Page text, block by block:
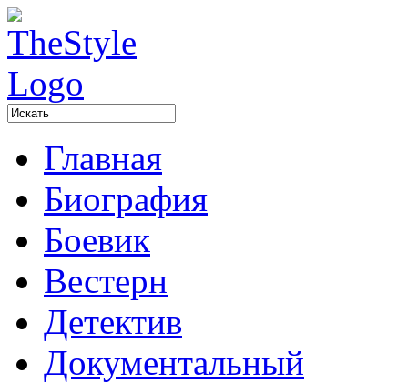
Главная
Биография
Боевик
Вестерн
Детектив
Документальный